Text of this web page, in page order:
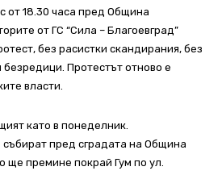
от 18.30 часа пред Община
от ГС “Сила – Благоевград”
без расистки скандирания, без
Протестът отново е
власти.
като в понеделник.
пред сградата на Община
ще премине покрай Гум по ул.